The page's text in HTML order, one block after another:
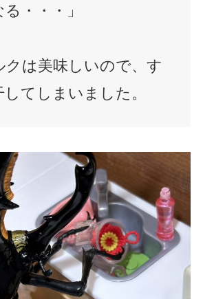
・・・」
クは美味しいので、す
てしまいました。